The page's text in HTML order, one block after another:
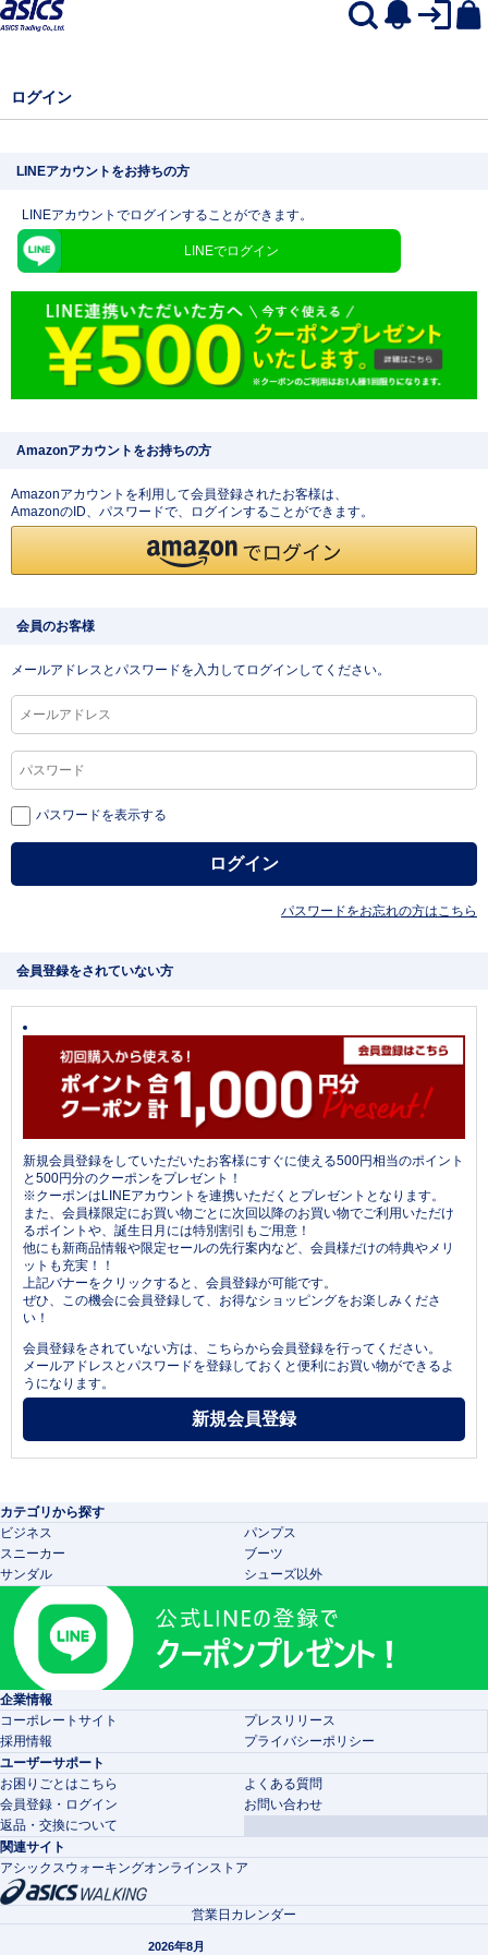
ログイン
LINEアカウントをお持ちの方
LINEアカウントでログインすることができます。
LINEでログイン
Amazonアカウントをお持ちの方
Amazonアカウントを利用して会員登録されたお客様は、
AmazonのID、パスワードで、ログインすることができます。
会員のお客様
メールアドレスとパスワードを入力してログインしてください。
パスワードを表示する
パスワードをお忘れの方はこちら
会員登録をされていない方
新規会員登録をしていただいたお客様にすぐに使える500円相当のポイント
と500円分のクーポンをプレゼント！
※クーポンはLINEアカウントを連携いただくとプレゼントとなります。
また、会員様限定にお買い物ごとに次回以降のお買い物でご利用いただけ
るポイントや、誕生日月には特別割引もご用意！
他にも新商品情報や限定セールの先行案内など、会員様だけの特典やメリ
ットも充実！！
上記バナーをクリックすると、会員登録が可能です。
ぜひ、この機会に会員登録して、お得なショッピングをお楽しみくださ
い！
会員登録をされていない方は、こちらから会員登録を行ってください。
メールアドレスとパスワードを登録しておくと便利にお買い物ができるよ
うになります。
カテゴリから探す
ビジネス
パンプス
スニーカー
ブーツ
サンダル
シューズ以外
企業情報
コーポレートサイト
プレスリリース
採用情報
プライバシーポリシー
ユーザーサポート
お困りごとはこちら
よくある質問
会員登録・ログイン
お問い合わせ
返品・交換について
関連サイト
アシックスウォーキングオンラインストア
営業日カレンダー
2026年8月